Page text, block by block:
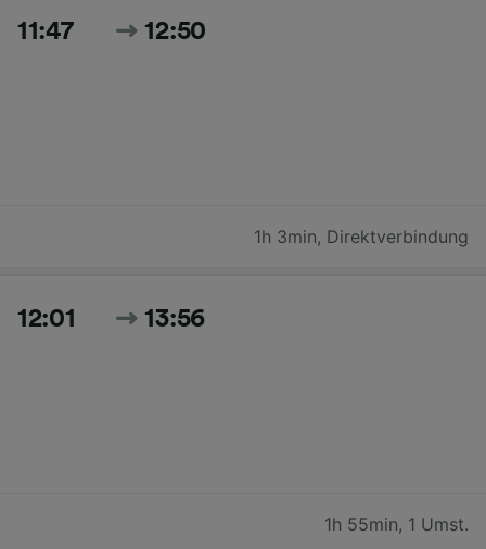
11:47 12:50
1h 3min, Direktverbindung
12:01 13:56
1h 55min, 1 Umst.